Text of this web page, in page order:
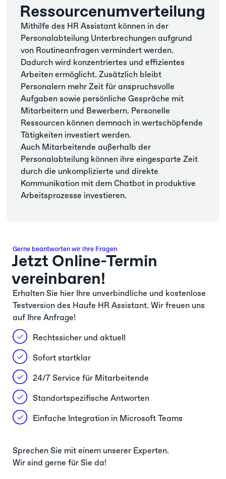
Ressourcenumverteilung
Mithilfe des HR Assistant können in der
Personalabteilung Unterbrechungen aufgrund
von Routineanfragen vermindert werden.
Dadurch wird konzentriertes und effizientes
Arbeiten ermöglicht. Zusätzlich bleibt
Personalern mehr Zeit für anspruchsvolle
Aufgaben sowie persönliche Gespräche mit
Mitarbeitern und Bewerbern. Personelle
Ressourcen können demnach in wertschöpfende
Tätigkeiten investiert werden.
Auch Mitarbeitende außerhalb der
Personalabteilung können ihre eingesparte Zeit
durch die unkomplizierte und direkte
Kommunikation mit dem Chatbot in produktive
Arbeitsprozesse investieren.
Gerne beantworten wir Ihre Fragen
Jetzt Online-Termin
vereinbaren!
Erhalten Sie hier Ihre unverbindliche und kostenlose
Testversion des Haufe HR Assistant. Wir freuen uns
auf Ihre Anfrage!
Rechtssicher und aktuell
Sofort startklar
24/7 Service für Mitarbeitende
Standortspezifische Antworten
Einfache Integration in Microsoft Teams
Sprechen Sie mit einem unserer Experten.
Wir sind gerne für Sie da!